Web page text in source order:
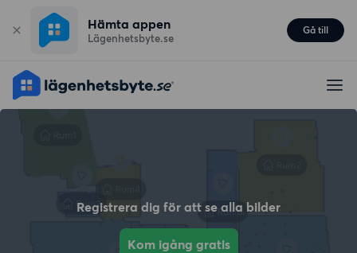
Hämta appen
Lägenhetsbyte.se
Gå till
Registrera dig för att se alla bilder
Kom igång gratis